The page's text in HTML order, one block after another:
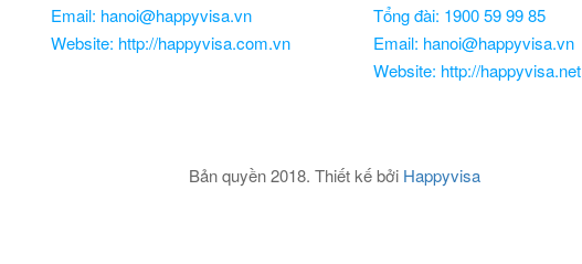
Email: hanoi@happyvisa.vn
Website: http://happyvisa.com.vn
Tổng đài: 1900 59 99 85
Email: hanoi@happyvisa.vn
Website: http://happyvisa.net
Bản quyền 2018. Thiết kế bởi Happyvisa